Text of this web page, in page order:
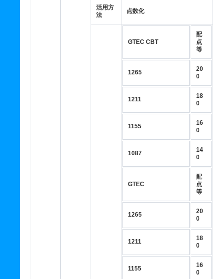
活用方
法
点数化
GTEC CBT
配
点
等
1265
20
0
1211
18
0
1155
16
0
1087
14
0
GTEC
配
点
等
1265
20
0
1211
18
0
1155
16
0